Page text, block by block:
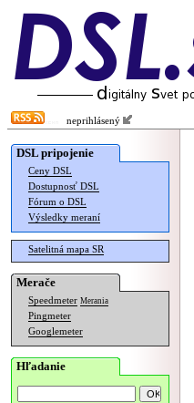
neprihlásený
DSL pripojenie
Ceny DSL
Dostupnosť DSL
Fórum o DSL
Výsledky meraní
Satelitná mapa SR
Merače
Speedmeter Merania
Pingmeter
Googlemeter
Hľadanie